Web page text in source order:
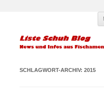
Liste
Fischamend
Infos und News aus
SCHLAGWORT-ARCHIV: 2015